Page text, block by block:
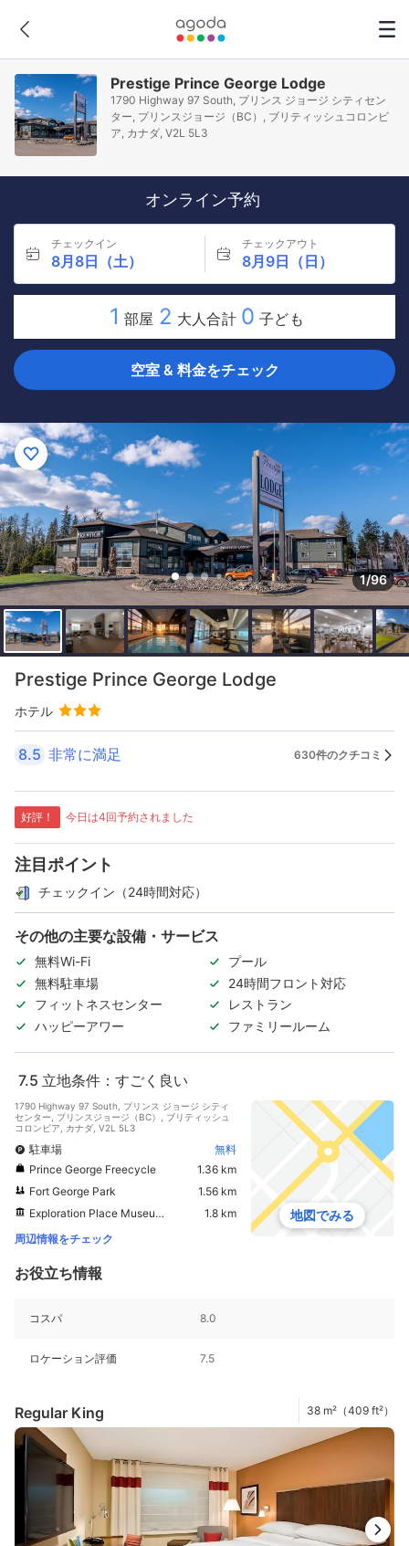
Prestige Prince George Lodge
1790 Highway 97 South, プリンス ジョージ シティセン
ター, プリンスジョージ（BC）, ブリティッシュコロンビ
ア, カナダ, V2L 5L3
オンライン予約
チェックイン
8月8日（土）
チェックアウト
8月9日（日）
1 部屋 2 大人合計 0 子ども
空室 & 料金をチェック
1/96
Prestige Prince George Lodge
ホテル
8.5 非常に満足 630件のクチコミ
好評！ 今日は4回予約されました
注目ポイント
チェックイン（24時間対応）
その他の主要な設備・サービス
無料Wi-Fi
プール
無料駐車場
24時間フロント対応
フィットネスセンター
レストラン
ハッピーアワー
ファミリールーム
7.5 立地条件：すごく良い
1790 Highway 97 South, プリンス ジョージ シティ
センター, プリンスジョージ（BC）, ブリティッシュ
コロンビア, カナダ, V2L 5L3
駐車場
無料
Prince George Freecycle
1.36 km
Fort George Park
1.56 km
Exploration Place Museum and Science Centre
1.8 km
周辺情報をチェック
地図でみる
お役立ち情報
コスパ 8.0
ロケーション評価 7.5
Regular King 38 m²（409 ft²）